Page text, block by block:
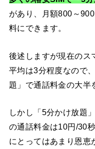
があり、月額800～
料にできます。
後述しますが現在のス
平均は3分程度なので
題」で通話料金の大半
しかし「5分かけ放題
の通話料金は10円/30
にとってはあまり恩恵